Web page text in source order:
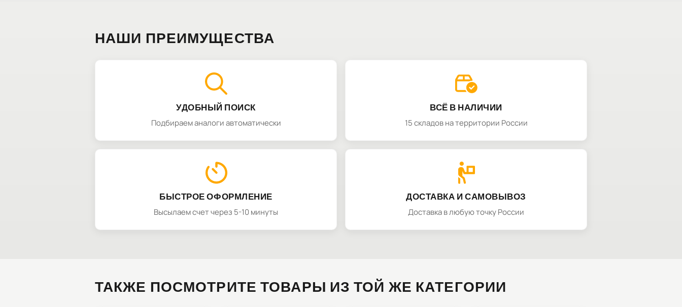
НАШИ ПРЕИМУЩЕСТВА
УДОБНЫЙ ПОИСК
Подбираем аналоги автоматически
ВСЁ В НАЛИЧИИ
15 складов на территории России
БЫСТРОЕ ОФОРМЛЕНИЕ
Высылаем счет через 5-10 минуты
ДОСТАВКА И САМОВЫВОЗ
Доставка в любую точку России
ТАКЖЕ ПОСМОТРИТЕ ТОВАРЫ ИЗ ТОЙ ЖЕ КАТЕГОРИИ